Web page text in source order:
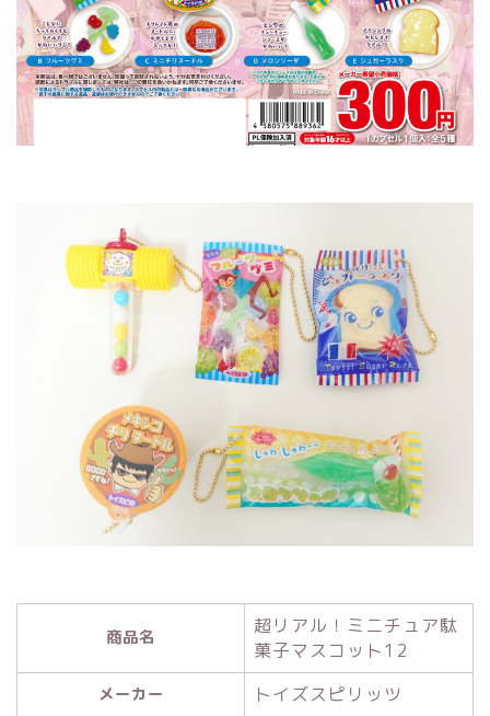
商品名
超リアル！ミニチュア駄
菓子マスコット12
メーカー トイズスピリッツ